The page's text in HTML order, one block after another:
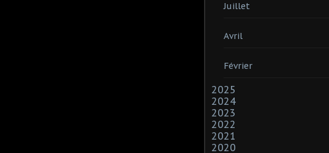
Juillet
Avril
Février
2025
2024
2023
2022
2021
2020